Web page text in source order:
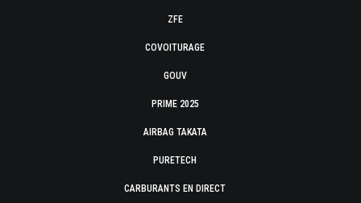
ZFE
COVOITURAGE
GOUV
PRIME 2025
AIRBAG TAKATA
PURETECH
CARBURANTS EN DIRECT